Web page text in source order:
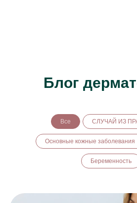
Блог
Все СЛУЧАЙ ИЗ
Основные кожные заболевания
Беременность